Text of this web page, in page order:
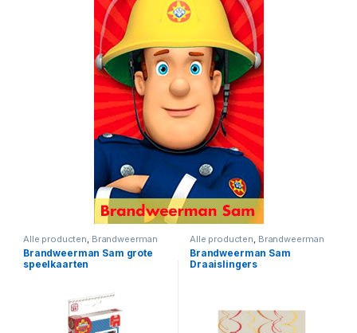
Alle producten Brandweerman
Sam
Brandweerman Sam grote
speelkaarten
Alle producten Brandweerman
Sam Sam Feest & Verjaardag
Brandweerman Sam
Draaislingers